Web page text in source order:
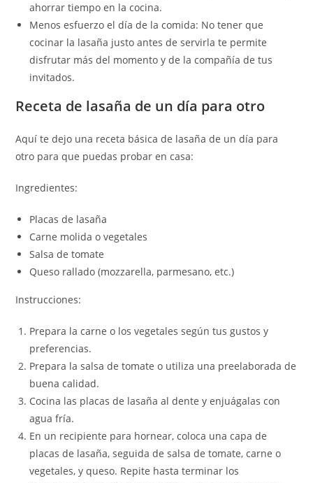
ahorrar tiempo en la cocina.
Menos esfuerzo el día de la comida: No tener que
cocinar la lasaña justo antes de servirla te permite
disfrutar más del momento y de la compañía de tus
invitados.
Receta de lasaña de un día para otro
Aquí te dejo una receta básica de lasaña de un día para
otro para que puedas probar en casa:
Ingredientes:
Placas de lasaña
Carne molida o vegetales
Salsa de tomate
Queso rallado (mozzarella, parmesano, etc.)
Instrucciones:
Prepara la carne o los vegetales según tus gustos y
preferencias.
Prepara la salsa de tomate o utiliza una preelaborada de
buena calidad.
Cocina las placas de lasaña al dente y enjuágalas con
agua fría.
En un recipiente para hornear, coloca una capa de
placas de lasaña, seguida de salsa de tomate, carne o
vegetales, y queso. Repite hasta terminar los